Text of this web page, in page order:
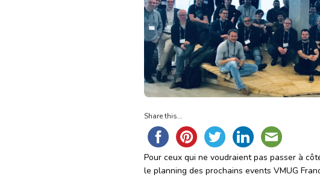
Share this...
Pour ceux qui ne voudraient pas passer à
le planning des prochains events VMUG